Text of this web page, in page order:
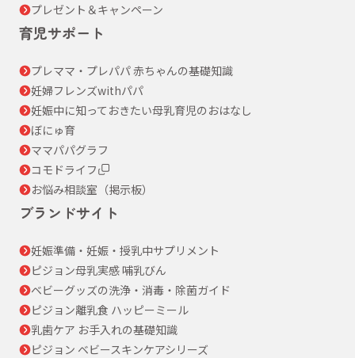
プレゼント＆キャンペーン
育児サポート
プレママ・プレパパ 赤ちゃんの基礎知識
妊婦フレンズwithパパ
妊娠中に知っておきたい母乳育児のおはなし
ぼにゅ育
ママパパグラフ
コモドライフ
お悩み相談室（掲示板）
ブランドサイト
妊娠準備・妊娠・授乳中サプリメント
ピジョン母乳実感 哺乳びん
ベビーグッズの洗浄・消毒・除菌ガイド
ピジョン離乳食 ハッピーミール
乳歯ケア お手入れの基礎知識
ピジョン ベビースキンケアシリーズ